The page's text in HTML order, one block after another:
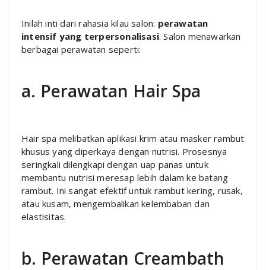
Inilah inti dari rahasia kilau salon: perawatan
intensif yang terpersonalisasi. Salon menawarkan
berbagai perawatan seperti:
a. Perawatan Hair Spa
Hair spa melibatkan aplikasi krim atau masker rambut
khusus yang diperkaya dengan nutrisi. Prosesnya
seringkali dilengkapi dengan uap panas untuk
membantu nutrisi meresap lebih dalam ke batang
rambut. Ini sangat efektif untuk rambut kering, rusak,
atau kusam, mengembalikan kelembaban dan
elastisitas.
b. Perawatan Creambath